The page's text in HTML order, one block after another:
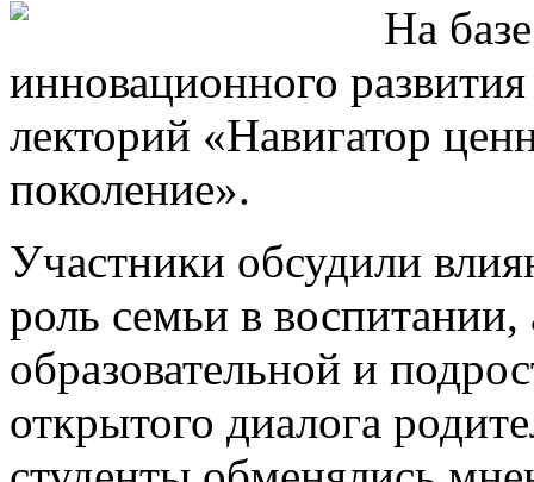
На
инновационного
лекторий «Навигатор
поколение».
Участники обсудили
роль семьи в
образовательной и
открытого диалога